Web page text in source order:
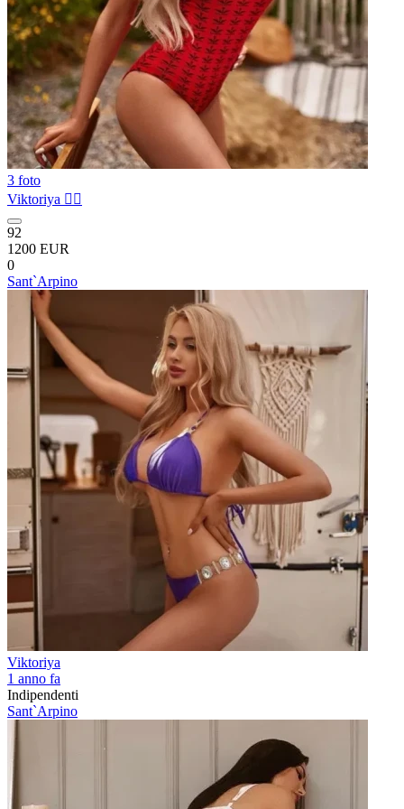
3 foto
Viktoriya ❤️‍🔥
92
1200 EUR
0
Sant`Arpino
Viktoriya
1 anno fa
Indipendenti
Sant`Arpino